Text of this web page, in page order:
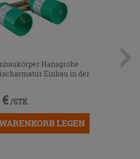
Hansgrohe
Einbau in der
/STK.
LEGEN